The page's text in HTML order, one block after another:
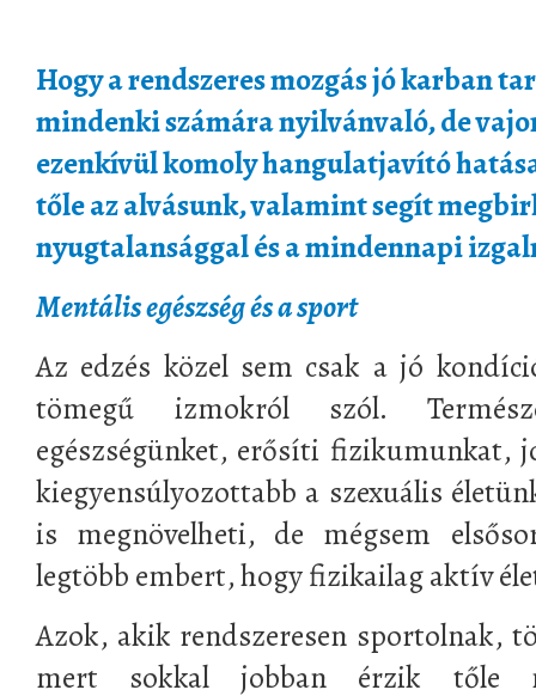
Hogy a rendszeres mozgás jó karban
mindenki számára nyilvánvaló, de
ezenkívül komoly hangulatjavító
tőle az alvásunk, valamint segít
nyugtalansággal és a mindennapi
Mentális egészség és a sport
Az edzés közel sem csak a jó
tömegű izmokról szól.
egészségünket, erősíti fizikumunkat,
kiegyensúlyozottabb a szexuális
is megnövelheti, de mégsem
legtöbb embert, hogy fizikailag aktív
Azok, akik rendszeresen sportolnak,
mert sokkal jobban érzik tőle